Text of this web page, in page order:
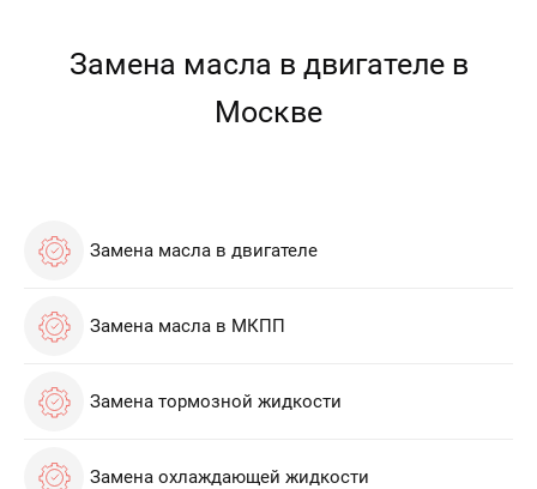
Замена масла в двигателе в
Москве
Замена масла в двигателе
Замена масла в МКПП
Замена тормозной жидкости
Замена охлаждающей жидкости